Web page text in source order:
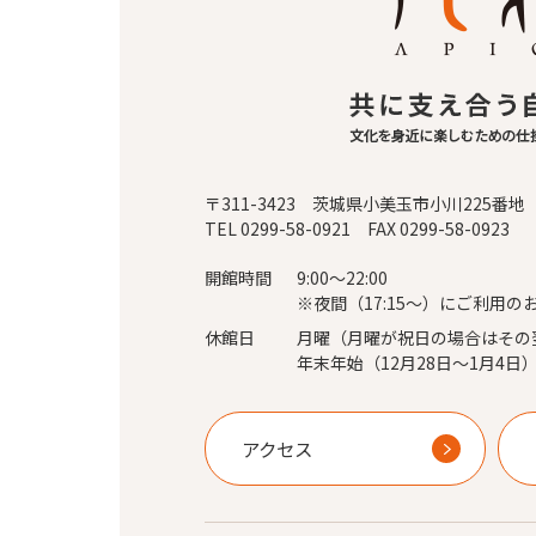
〒311-3423 茨城県小美玉市小川225番地
TEL 0299-58-0921 FAX 0299-58-0923
開館時間
9:00～22:00
※夜間（17:15～）にご利用の
休館日
月曜（月曜が祝日の場合はそ
年末年始（12月28日～1月4日
アクセス